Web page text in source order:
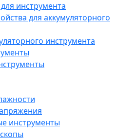
инструмента
для аккумуляторного
инструмента
инструменты